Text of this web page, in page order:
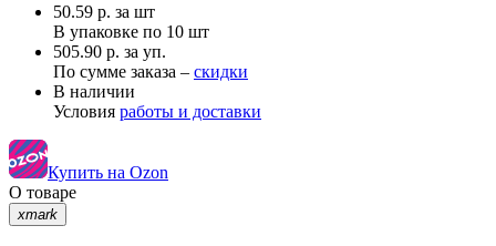
50.59 р. за шт
В упаковке по 10 шт
505.90 р. за уп.
По сумме заказа – скидки
В наличии
Условия работы и доставки
Купить на Ozon
О товаре
xmark